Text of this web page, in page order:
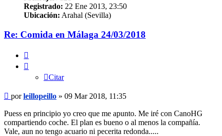
Registrado: 22 Ene 2013, 23:50
Ubicación: Arahal (Sevilla)
Re: Comida en Málaga 24/03/2018
Citar
Mensaje
porleillopeillo » 09 Mar 2018, 11:35
Puess en principio yo creo que me apunto. Me iré con CanoHG
compartiendo coche. El plan es bueno o al menos la compañía.
Vale, aun no tengo acuario ni pecerita redonda.....